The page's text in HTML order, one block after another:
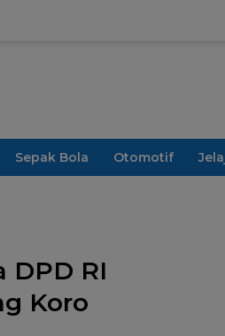
Sepak Bola Otomotif
DPD RI
Koro